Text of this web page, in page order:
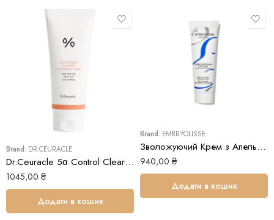
Brand: DR.CEURACLE
Dr.Ceuracle 5α Control Clearing Cleansing Foam
1045,00 ₴
Додати в кошик
Brand: EMBRYOLISSE
Зволожуючий Крем з Апельсином Embryolisse Crème Hydratante à l’Orange
940,00 ₴
Додати в кошик